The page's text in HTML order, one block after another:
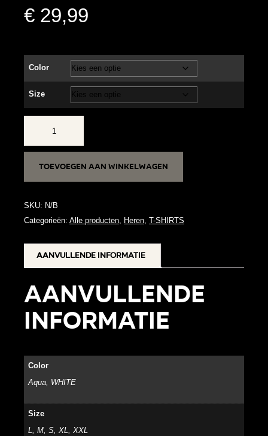
€ 29,99
Color
Size
Toevoegen aan winkelwagen
SKU: N/B
Categorieën: Alle producten Heren T-SHIRTS
Aanvullende informatie
Aanvullende
informatie
Color
Aqua, WHITE
Size
L, M, S, XL, XXL